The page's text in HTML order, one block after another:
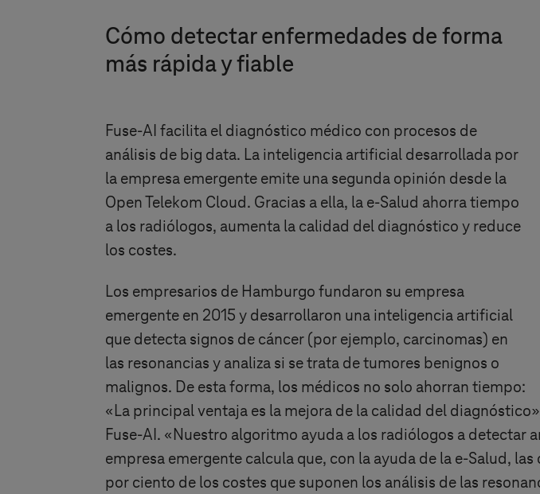
Cómo detectar enfermedades de forma
más rápida y fiable
Fuse-AI facilita el diagnóstico médico con procesos de
análisis de big data. La inteligencia artificial desarrollada por
la empresa emergente emite una segunda opinión desde la
Open Telekom Cloud. Gracias a ella, la e-Salud ahorra tiempo
a los radiólogos, aumenta la calidad del diagnóstico y reduce
los costes.
Los empresarios de Hamburgo fundaron su empresa
emergente en 2015 y desarrollaron una inteligencia artificial
que detecta signos de cáncer (por ejemplo, carcinomas) en
las resonancias y analiza si se trata de tumores benignos o
malignos. De esta forma, los médicos no solo ahorran tiempo:
«La principal ventaja es la mejora de la calidad del
Fuse-AI. «Nuestro algoritmo ayuda a los radiólogos a detectar
empresa emergente calcula que, con la ayuda de la e-Salud,
por ciento de los costes que suponen los análisis de las